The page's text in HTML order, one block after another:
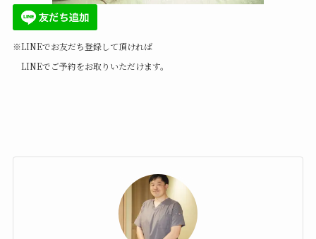
※LINEでお友だち登録して頂ければ
LINEでご予約をお取りいただけます。